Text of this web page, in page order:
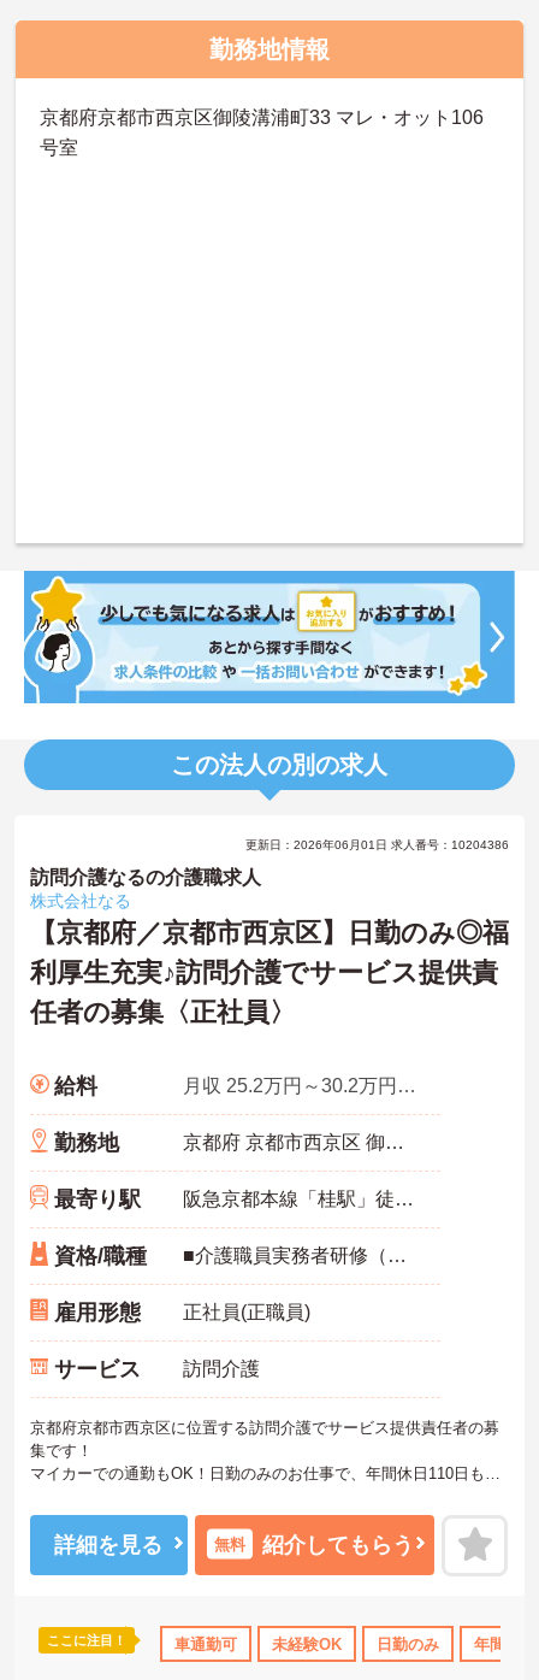
勤務地情報
京都府京都市西京区御陵溝浦町33 マレ・オット106
号室
この法人の別の求人
更新日：2026年06月01日 求人番号：10204386
訪問介護なるの介護職求人
株式会社なる
【京都府／京都市西京区】日勤のみ◎福
利厚生充実♪訪問介護でサービス提供責
任者の募集〈正社員〉
給料 月収 25.2万円～30.2万円程度
勤務地 京都府 京都市西京区 御陵溝浦町33 マレ・オット106
最寄り駅 阪急京都本線「桂駅」徒歩15分
資格/職種 ■介護職員実務者研修（ヘルパー1級）以上必須 ■必要なＰＣスキル：インターネット検索とメール作成程度のスキル ■経験不問
雇用形態 正社員(正職員)
サービス 訪問介護
京都府京都市西京区に位置する訪問介護でサービス提供責任者の募
集です！
マイカーでの通勤もOK！日勤のみのお仕事で、年間休日110日もあ
賞与制度があり、頑張りが評価されてしっかりと還元されます。さ
らに福利厚生や各種手当も充実しているのは嬉しいポイントです◎
しっかりとしたフォロー体制で、経験に関わらず安心してスタート
ますので是非ご応募お待ちしております。
詳細を見る 無料 紹介してもらう
ここに注目！ 車通勤可 未経験OK 日勤のみ 年間休